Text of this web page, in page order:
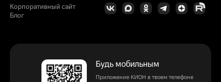
Корпоративный сайт
Блог
Будь мобильным
Приложение КИОН в твоем телефоне